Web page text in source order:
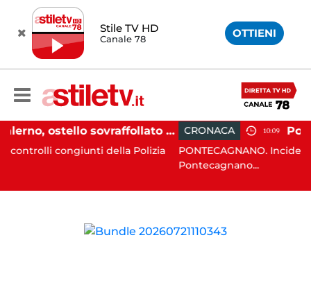
Stile TV HD
Canale 78 OTTIENI
Salerno, ostello sovraffollato nel centro storico: maxi sanzione e trasferimento ospiti
della Polizia
CRONACA 10:09
PONTECAGNANO. Incidente stradale,
Pontecagnano...